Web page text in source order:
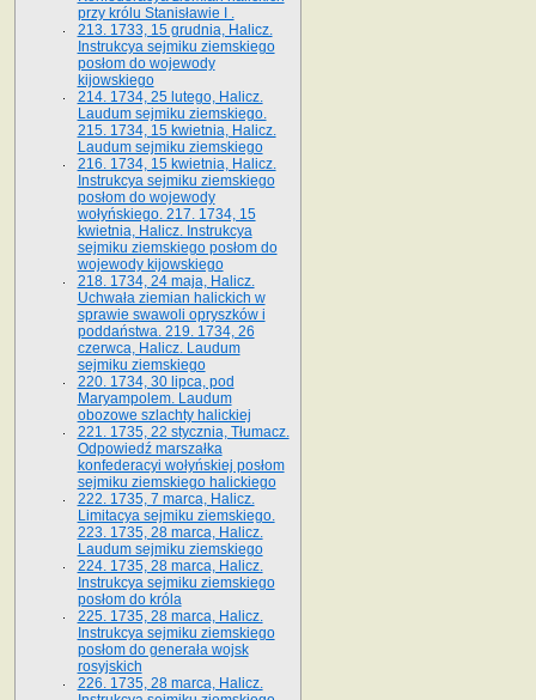
przy królu Stanisławie I .
213. 1733, 15 grudnia, Halicz.
Instrukcya sejmiku ziemskiego
posłom do wojewody
kijowskiego
214. 1734, 25 lutego, Halicz.
Laudum sejmiku ziemskiego.
215. 1734, 15 kwietnia, Halicz.
Laudum sejmiku ziemskiego
216. 1734, 15 kwietnia, Halicz.
Instrukcya sejmiku ziemskiego
posłom do wojewody
wołyńskiego. 217. 1734, 15
kwietnia, Halicz. Instrukcya
sejmiku ziemskiego posłom do
wojewody kijowskiego
218. 1734, 24 maja, Halicz.
Uchwała ziemian halickich w
sprawie swawoli opryszków i
poddaństwa. 219. 1734, 26
czerwca, Halicz. Laudum
sejmiku ziemskiego
220. 1734, 30 lipca, pod
Maryampolem. Laudum
obozowe szlachty halickiej
221. 1735, 22 stycznia, Tłumacz.
Odpowiedź marszałka
konfederacyi wołyńskiej posłom
sejmiku ziemskiego halickiego
222. 1735, 7 marca, Halicz.
Limitacya sejmiku ziemskiego.
223. 1735, 28 marca, Halicz.
Laudum sejmiku ziemskiego
224. 1735, 28 marca, Halicz.
Instrukcya sejmiku ziemskiego
posłom do króla
225. 1735, 28 marca, Halicz.
Instrukcya sejmiku ziemskiego
posłom do generała wojsk
rosyjskich
226. 1735, 28 marca, Halicz.